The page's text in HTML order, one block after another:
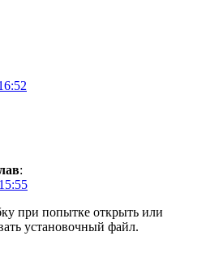
:
при попытке открыть или
установочный файл.